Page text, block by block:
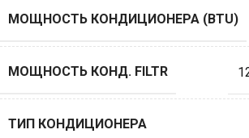
МОЩНОСТЬ КОНДИЦИОНЕРА (BTU)
МОЩНОСТЬ КОНД. FILTR
ТИП КОНДИЦИОНЕРА